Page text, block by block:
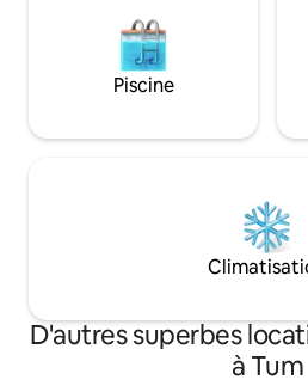
Piscine
D'autres superbes
à Tum